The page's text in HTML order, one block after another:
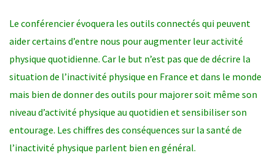
Le conférencier évoquera les outils connectés qui peuvent
aider certains d’entre nous pour augmenter leur activité
physique quotidienne. Car le but n’est pas que de décrire la
situation de l’inactivité physique en France et dans le monde
mais bien de donner des outils pour majorer soit même son
niveau d’activité physique au quotidien et sensibiliser son
entourage. Les chiffres des conséquences sur la santé de
l’inactivité physique parlent bien en général.